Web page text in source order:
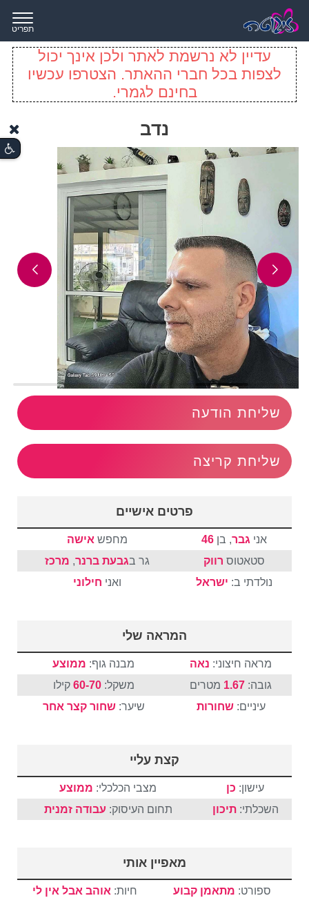
תפריט
עדיין לא נרשמת לאתר ולכן אינך יכול
לצפות בכל חברי ההאתר. הצטרפו עכשיו
בחינם לגמרי.
נדב
שליחת הודעה
שליחת קריצה
פרטים אישיים
אני גבר, בן 46 מחפש אישה
סטאטוס רווק גר בגבעת ברנר, מרכז
נולדתי ב: ישראל ואני חילוני
המראה שלי
מראה חיצוני: נאה מבנה גוף: ממוצע
גובה: 1.67 מטרים משקל:60-70 קילו
עיניים:שחורות שיער:שחור קצר אחר
קצת עליי
עישון: כן מצבי הכלכלי: ממוצע
השכלתי:תיכון תחום העיסוק: עבודה זמנית
מאפיין אותי
ספורט: מתאמן קבוע חיות: אוהב אבל אין לי